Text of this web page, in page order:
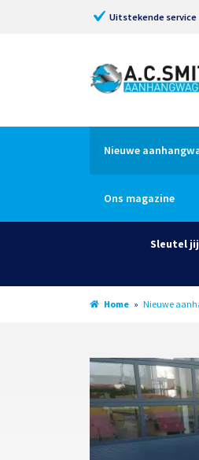
Uitstekende service
Nieuwe
Ons magazine
Sleutel
Home » Nieuwe